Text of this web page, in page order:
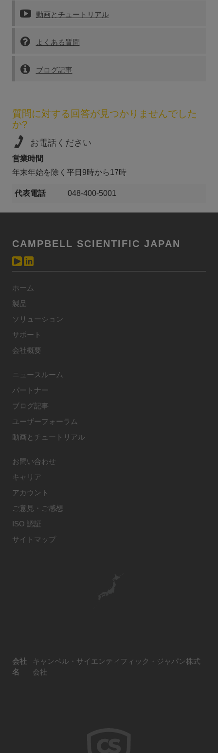
動画とチュートリアル
よくある質問
ブログ記事
質問に対する回答が見つかりませんでした
か?
お電話ください
営業時間
年末年始を除く平日9時から17時
代表電話 048-400-5001
CAMPBELL SCIENTIFIC JAPAN
ホーム
製品
ソリューション
サポート
会社概要
ニュースルーム
パートナー
ブログ記事
ユーザーフォーラム
動画とチュートリアル
お問い合わせ
キャリア
アカウント
ご意見・ご感想
ISO 認証
サイトマップ
会社
名
キャンベル・サイエンティフィック・ジャパン株式
会社